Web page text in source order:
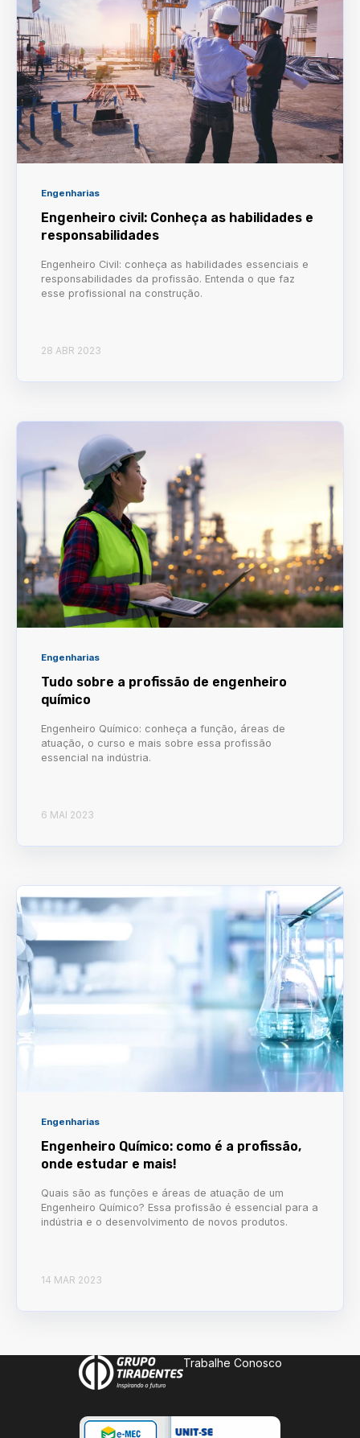
Engenharias
Engenheiro civil: Conheça as habilidades e
responsabilidades
Engenheiro Civil: conheça as habilidades essenciais e
responsabilidades da profissão. Entenda o que faz
esse profissional na construção.
28 ABR 2023
Engenharias
Tudo sobre a profissão de engenheiro
químico
Engenheiro Químico: conheça a função, áreas de
atuação, o curso e mais sobre essa profissão
essencial na indústria.
6 MAI 2023
Engenharias
Engenheiro Químico: como é a profissão,
onde estudar e mais!
Quais são as funções e áreas de atuação de um
Engenheiro Químico? Essa profissão é essencial para a
indústria e o desenvolvimento de novos produtos.
14 MAR 2023
Trabalhe Conosco